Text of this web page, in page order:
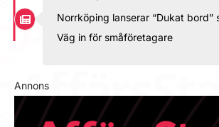
Norrköping lanserar “Dukat bord”
Väg in för småföretagare
Annons